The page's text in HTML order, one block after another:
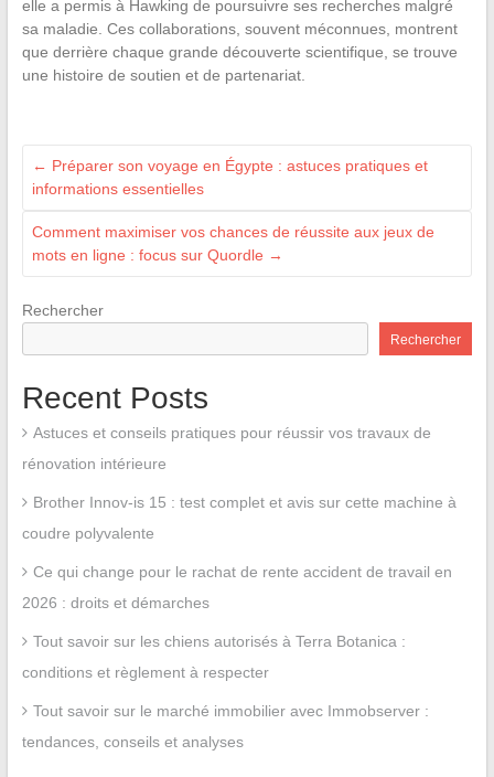
elle a permis à Hawking de poursuivre ses recherches malgré
sa maladie. Ces collaborations, souvent méconnues, montrent
que derrière chaque grande découverte scientifique, se trouve
une histoire de soutien et de partenariat.
← Préparer son voyage en Égypte : astuces pratiques et
informations essentielles
Comment maximiser vos chances de réussite aux jeux de
mots en ligne : focus sur Quordle →
Rechercher
Rechercher
Recent Posts
Astuces et conseils pratiques pour réussir vos travaux de
rénovation intérieure
Brother Innov-is 15 : test complet et avis sur cette machine à
coudre polyvalente
Ce qui change pour le rachat de rente accident de travail en
2026 : droits et démarches
Tout savoir sur les chiens autorisés à Terra Botanica :
conditions et règlement à respecter
Tout savoir sur le marché immobilier avec Immobserver :
tendances, conseils et analyses